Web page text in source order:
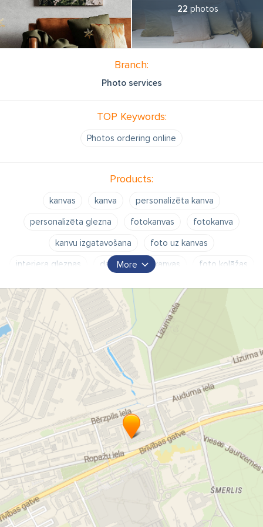
22 photos
Branch:
Photo services
TOP Keywords:
Photos ordering online
Products:
kanvas kanva
personalizēta kanva
personalizēta glezna
fotokanvas
fotokanva
kanvu izgatavošana
foto uz kanvas
interjera gleznas
daudzdaļīgās kanvas
foto kolāžas
mājas dekori
biroja labiekārtošana
korporatīvās dāvanas
personalizētas dāvanas
dāvana
roku darbs
Drop Shipping Latvija
CANVASWAY
ģimenes bildes
More